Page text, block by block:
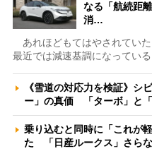
なる「航続距
消…
あれほどもてはやされていた
最近では減速基調になってい
《雪道の対応力を検証》シ
ー」の真価 「ターボ」と
乗り込むと同時に「これが
た 「日産ルークス」さら